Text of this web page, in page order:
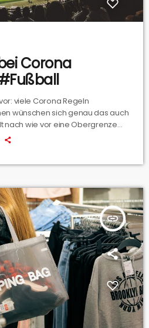
Corona
viele Corona Regeln
wünschen sich genau das auch
nach wie vor eine Obergrenze
das beim größten
insert_link